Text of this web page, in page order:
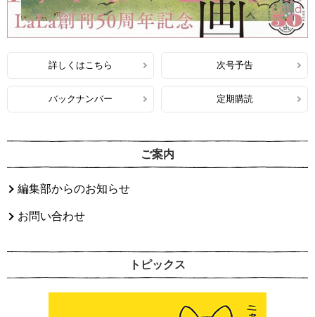
詳しくはこちら 次号予告
バックナンバー 定期購読
ご案内
編集部からのお知らせ
お問い合わせ
トピックス